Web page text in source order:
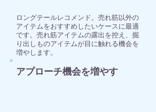
ロングテールレコメンド。売れ筋以外の
アイテムをおすすめしたいケースに最適
です。売れ筋アイテムの露出を控え、掘
り出しものアイテムが目に触れる機会を
増やします。
​アプローチ機会を増やす